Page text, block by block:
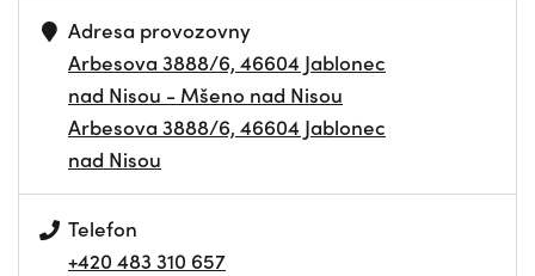
Adresa provozovny
Arbesova 3888/6, 46604 Jablonec
nad Nisou - Mšeno nad Nisou
Arbesova 3888/6, 46604 Jablonec
nad Nisou
Telefon
+420 483 310 657